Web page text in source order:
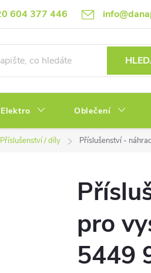
604 377 446Obchodní podmínky
Elektro Oblečení
Příslušenství / díly Příslušenství -
pro
5449